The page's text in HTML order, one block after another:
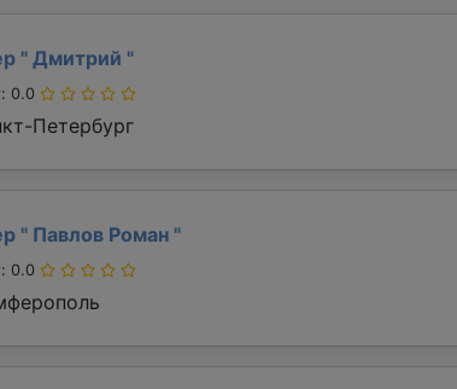
" Дмитрий "
0.0
Петербург
" Павлов Роман "
0.0